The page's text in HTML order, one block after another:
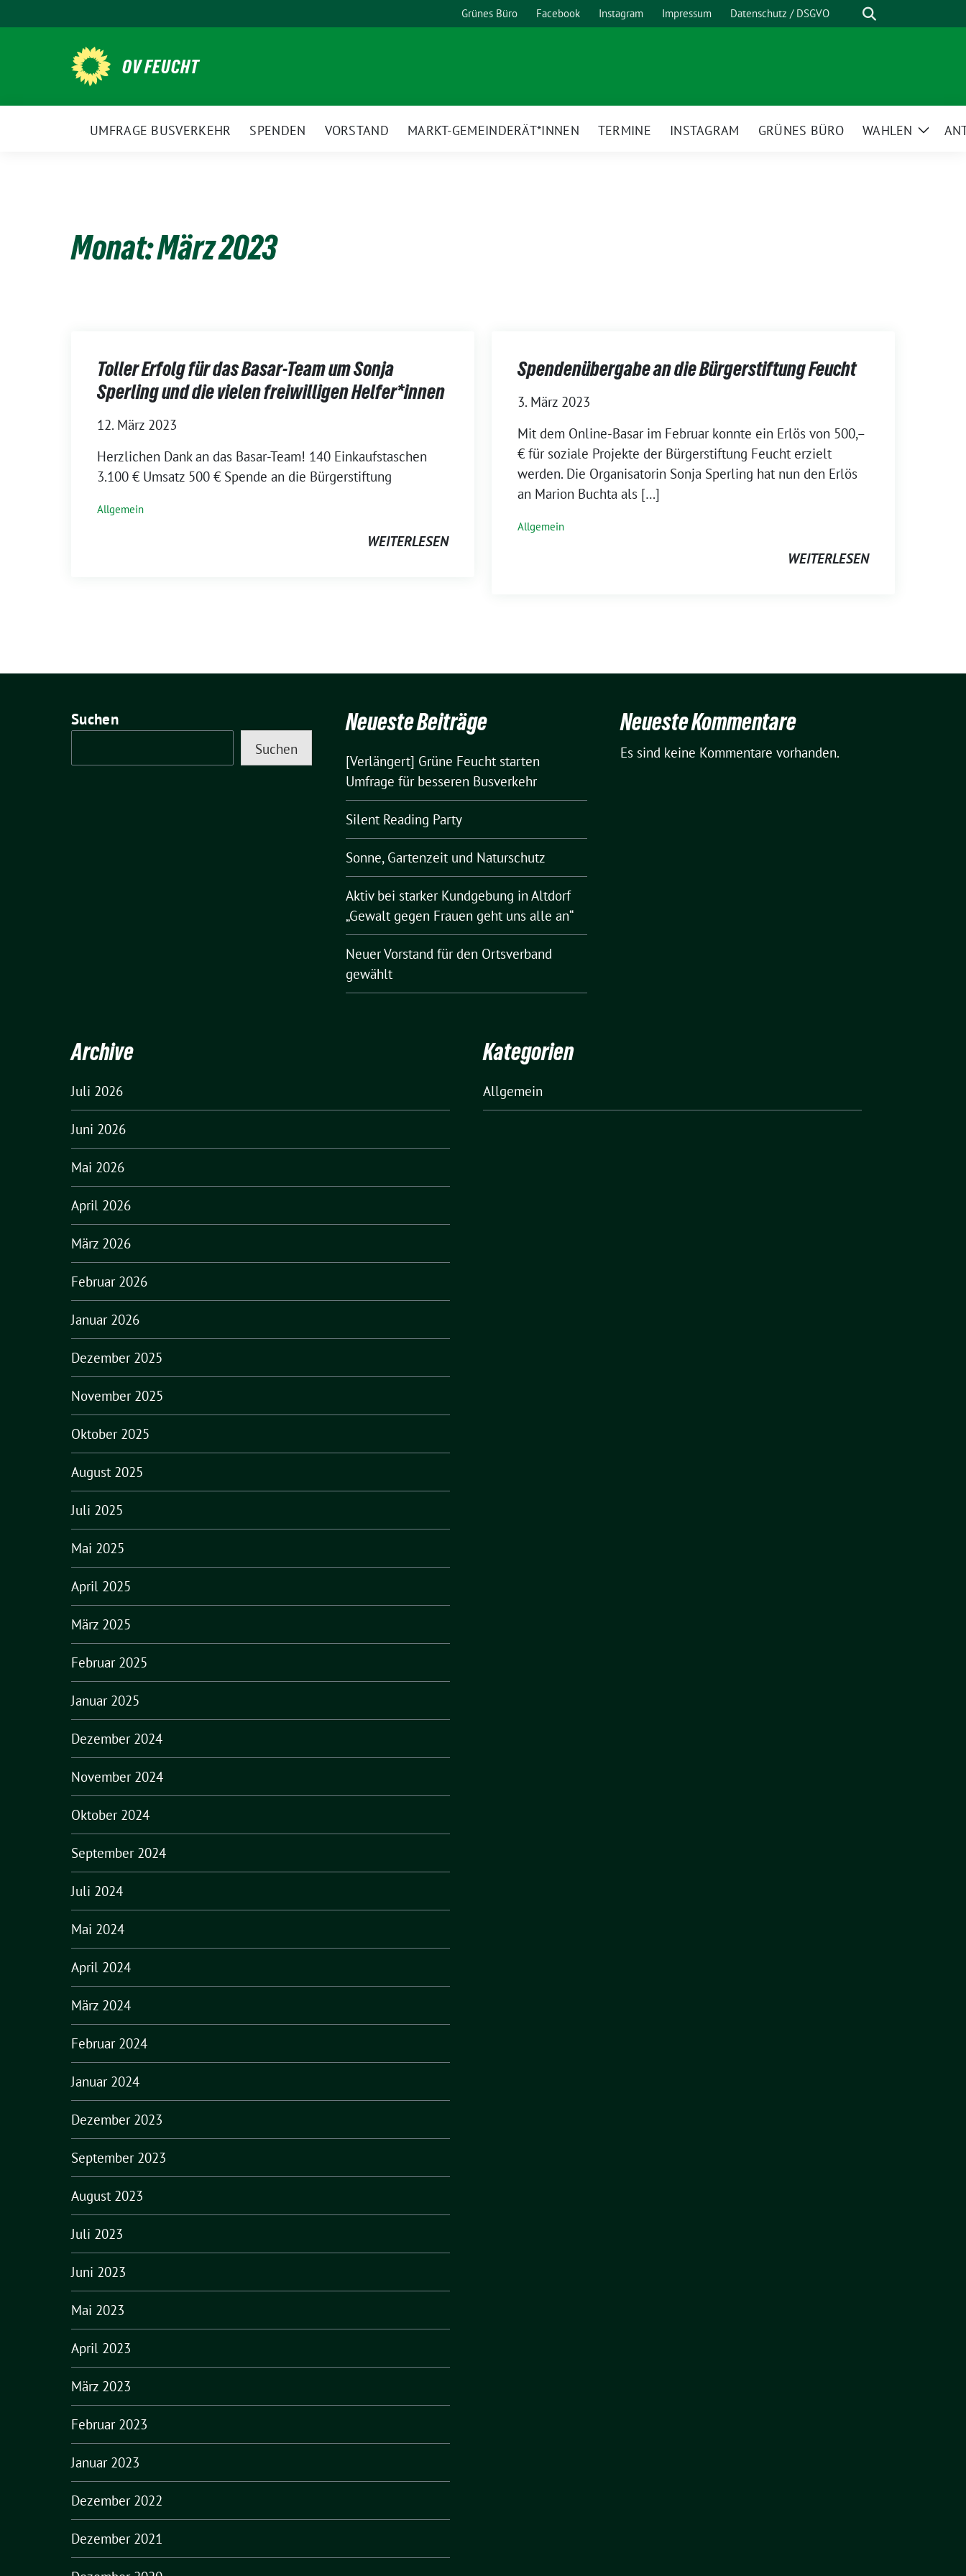
zum
Grünes Büro Facebook Instagram Impressum Datenschutz / DSGVO Suche
OV FEUCHT
UMFRAGE BUSVERKEHR SPENDEN VORSTAND MARKT-GEMEINDERÄT*INNEN TERMINE INSTAGRAM GRÜNES BÜRO WAHLEN
Zeige
Monat:März 2023
Toller Erfolg für das Basar-Team um Sonja
Sperling und die vielen freiwilligen Helfer*innen
12. März 2023
Herzlichen Dank an das Basar-Team! 140 Einkaufstaschen
3.100 € Umsatz 500 € Spende an die Bürgerstiftung
Allgemein
WEITERLESEN
Spendenübergabe an die Bürgerstiftung Feucht
3. März 2023
Mit dem Online-Basar im Februar konnte ein Erlös von 500,–
€ für soziale Projekte der Bürgerstiftung Feucht erzielt
werden. Die Organisatorin Sonja Sperling hat nun den Erlös
an Marion Buchta als […]
Allgemein
WEITERLESEN
Suchen
Suchen
Neueste Beiträge
[Verlängert] Grüne Feucht starten
Umfrage für besseren Busverkehr
Silent Reading Party
Sonne, Gartenzeit und Naturschutz
Aktiv bei starker Kundgebung in Altdorf
„Gewalt gegen Frauen geht uns alle an“
Neuer Vorstand für den Ortsverband
gewählt
Neueste Kommentare
Es sind keine Kommentare vorhanden.
Archive
Juli 2026
Juni 2026
Mai 2026
April 2026
März 2026
Februar 2026
Januar 2026
Dezember 2025
November 2025
Oktober 2025
August 2025
Juli 2025
Mai 2025
April 2025
März 2025
Februar 2025
Januar 2025
Dezember 2024
November 2024
Oktober 2024
September 2024
Juli 2024
Mai 2024
April 2024
März 2024
Februar 2024
Januar 2024
Dezember 2023
September 2023
August 2023
Juli 2023
Juni 2023
Mai 2023
April 2023
März 2023
Februar 2023
Januar 2023
Dezember 2022
Dezember 2021
Kategorien
Allgemein